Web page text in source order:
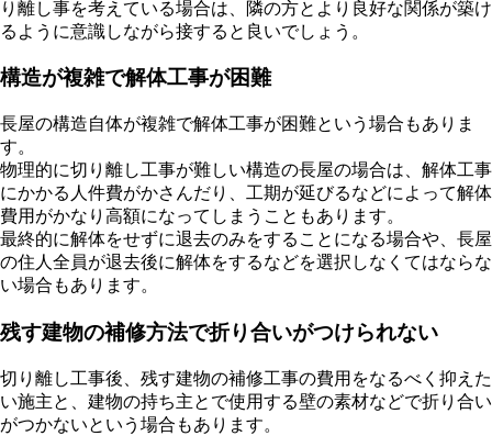
り離し事を考えている場合は、隣の方とより良好な関係が築け
るように意識しながら接すると良いでしょう。
構造が複雑で解体工事が困難
長屋の構造自体が複雑で解体工事が困難という場合もありま
す。
物理的に切り離し工事が難しい構造の長屋の場合は、解体工事
にかかる人件費がかさんだり、工期が延びるなどによって解体
費用がかなり高額になってしまうこともあります。
最終的に解体をせずに退去のみをすることになる場合や、長屋
の住人全員が退去後に解体をするなどを選択しなくてはならな
い場合もあります。
残す建物の補修方法で折り合いがつけられない
切り離し工事後、残す建物の補修工事の費用をなるべく抑えた
い施主と、建物の持ち主とで使用する壁の素材などで折り合い
がつかないという場合もあります。